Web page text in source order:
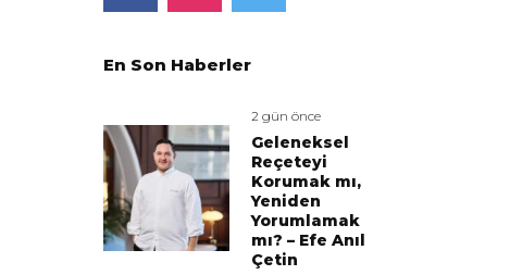
En Son Haberler
2 gün önce
Geleneksel
Reçeteyi
Korumak mı,
Yeniden
Yorumlamak
mı? – Efe Anıl
Çetin